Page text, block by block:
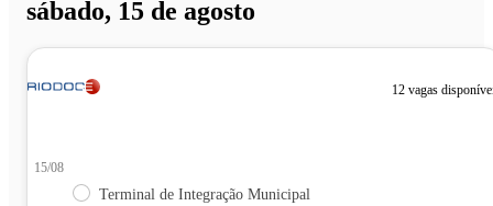
sábado, 15 de agosto
12 vagas
15/08
Terminal de Integração Municipal